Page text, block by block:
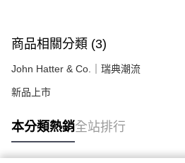
商品相關分類 (3)
John Hatter & Co.｜瑞典潮流
新品上市
本分類熱銷全站排行